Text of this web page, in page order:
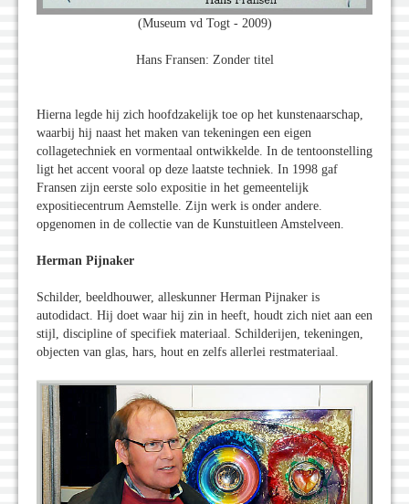
(Museum vd Togt - 2009)
Hans Fransen: Zonder titel
Hierna legde hij zich hoofdzakelijk toe op het kunstenaarschap,
waarbij hij naast het maken van tekeningen een eigen
collagetechniek en vormentaal ontwikkelde. In de tentoonstelling
ligt het accent vooral op deze laatste techniek. In 1998 gaf
Fransen zijn eerste solo expositie in het gemeentelijk
expositiecentrum Aemstelle. Zijn werk is onder andere.
opgenomen in de collectie van de Kunstuitleen Amstelveen.
Herman Pijnaker
Schilder, beeldhouwer, alleskunner Herman Pijnaker is
autodidact. Hij doet waar hij zin in heeft, houdt zich niet aan een
stijl, discipline of specifiek materiaal. Schilderijen, tekeningen,
objecten van glas, hars, hout en zelfs allerlei restmateriaal.